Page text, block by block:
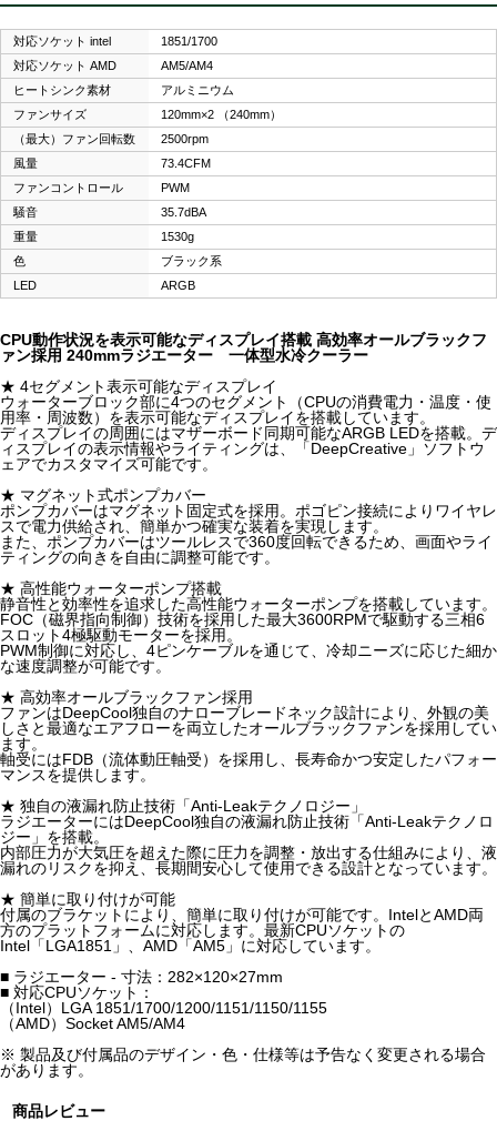
対応ソケット intel
1851/1700
対応ソケット AMD
AM5/AM4
ヒートシンク素材
アルミニウム
ファンサイズ
120mm×2 （240mm）
（最大）ファン回転数
2500rpm
風量
73.4CFM
ファンコントロール
PWM
騒音
35.7dBA
重量
1530g
色
ブラック系
LED
ARGB
CPU動作状況を表示可能なディスプレイ搭載 高効率オールブラックフ
ァン採用 240mmラジエーター 一体型水冷クーラー
★ 4セグメント表示可能なディスプレイ
ウォーターブロック部に4つのセグメント（CPUの消費電力・温度・使
用率・周波数）を表示可能なディスプレイを搭載しています。
ディスプレイの周囲にはマザーボード同期可能なARGB LEDを搭載。デ
ィスプレイの表示情報やライティングは、「DeepCreative」ソフトウ
ェアでカスタマイズ可能です。
★ マグネット式ポンプカバー
ポンプカバーはマグネット固定式を採用。ポゴピン接続によりワイヤレ
スで電力供給され、簡単かつ確実な装着を実現します。
また、ポンプカバーはツールレスで360度回転できるため、画面やライ
ティングの向きを自由に調整可能です。
★ 高性能ウォーターポンプ搭載
静音性と効率性を追求した高性能ウォーターポンプを搭載しています。
FOC（磁界指向制御）技術を採用した最大3600RPMで駆動する三相6
スロット4極駆動モーターを採用。
PWM制御に対応し、4ピンケーブルを通じて、冷却ニーズに応じた細か
な速度調整が可能です。
★ 高効率オールブラックファン採用
ファンはDeepCool独自のナローブレードネック設計により、外観の美
しさと最適なエアフローを両立したオールブラックファンを採用してい
ます。
軸受にはFDB（流体動圧軸受）を採用し、長寿命かつ安定したパフォー
マンスを提供します。
★ 独自の液漏れ防止技術「Anti-Leakテクノロジー」
ラジエーターにはDeepCool独自の液漏れ防止技術「Anti-Leakテクノロ
ジー」を搭載。
内部圧力が大気圧を超えた際に圧力を調整・放出する仕組みにより、液
漏れのリスクを抑え、長期間安心して使用できる設計となっています。
★ 簡単に取り付けが可能
付属のブラケットにより、簡単に取り付けが可能です。IntelとAMD両
方のプラットフォームに対応します。最新CPUソケットの
Intel「LGA1851」、AMD「AM5」に対応しています。
■ ラジエーター - 寸法：282×120×27mm
■ 対応CPUソケット：
（Intel）LGA 1851/1700/1200/1151/1150/1155
（AMD）Socket AM5/AM4
※ 製品及び付属品のデザイン・色・仕様等は予告なく変更される場合
があります。
商品レビュー